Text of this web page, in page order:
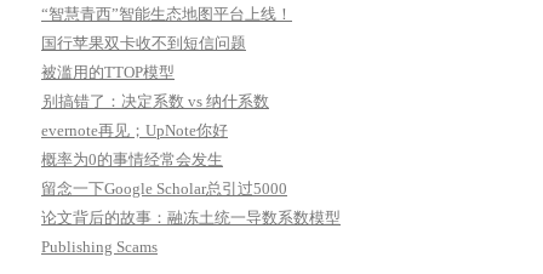
“智慧青西”智能生态地图平台上线！
国行苹果双卡收不到短信问题
被滥用的TTOP模型
别搞错了：决定系数 vs 纳什系数
evernote再见；UpNote你好
概率为0的事情经常会发生
留念一下Google Scholar总引过5000
论文背后的故事：融冻土统一导数系数模型
Publishing Scams